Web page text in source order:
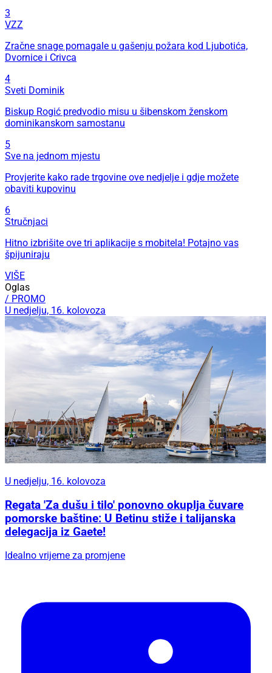
3
VZZ
Zračne snage pomagale u gašenju požara kod Ljubotića,
Dvornice i Crivca
4
Sveti Dominik
Biskup Rogić predvodio misu u šibenskom ženskom
dominikanskom samostanu
5
Sve na jednom mjestu
Provjerite kako rade trgovine ove nedjelje i gdje možete
obaviti kupovinu
6
Stručnjaci
Hitno izbrišite ove tri aplikacije s mobitela! Potajno vas
špijuniraju
VIŠE
Oglas
/ PROMO
U nedjelju, 16. kolovoza
U nedjelju, 16. kolovoza
Regata 'Za dušu i tilo' ponovno okuplja čuvare
pomorske baštine: U Betinu stiže i talijanska
delegacija iz Gaete!
Idealno vrijeme za promjene